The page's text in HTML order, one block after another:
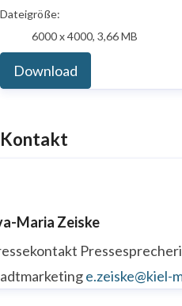
Dateigröße:
6000 x 4000, 3,66 MB
Download
Kontakt
Maria Zeiske
e.zeiske@kiel-